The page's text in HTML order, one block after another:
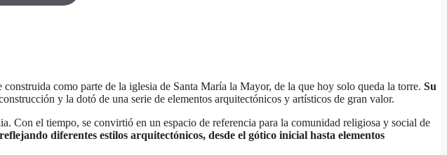
como parte de la iglesia de Santa María la Mayor, de la que hoy solo queda la torre. Su
y la dotó de una serie de elementos arquitectónicos y artísticos de gran valor.
el tiempo, se convirtió en un espacio de referencia para la comunidad religiosa y social de
reflejando diferentes estilos arquitectónicos, desde el gótico inicial hasta elementos